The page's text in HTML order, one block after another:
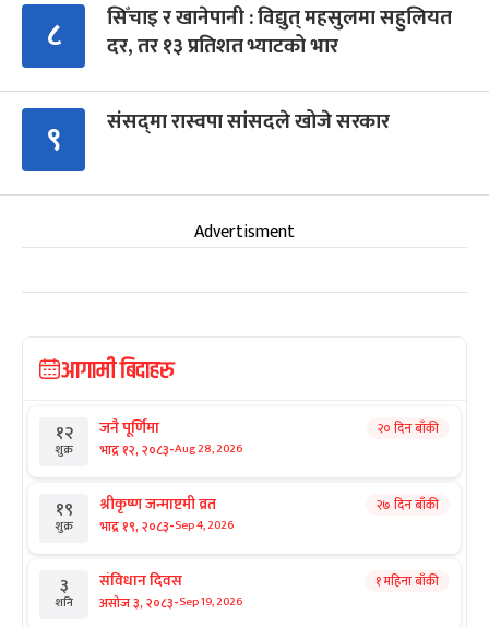
८
सिँचाइ र खानेपानी : विद्युत् महसुलमा सहुलियत
दर, तर १३ प्रतिशत भ्याटको भार
९ संसद्‍मा रास्वपा सांसदले खोजे सरकार
Advertisment
आगामी बिदाहरु
१२
शुक्र
जनै पूर्णिमा
भाद्र १२, २०८३-Aug 28, 2026
२० दिन बाँकी
१९
शुक्र
श्रीकृष्ण जन्माष्टमी व्रत
भाद्र १९, २०८३-Sep 4, 2026
२७ दिन बाँकी
३
शनि
संविधान दिवस
असोज ३, २०८३-Sep 19, 2026
१ महिना बाँकी